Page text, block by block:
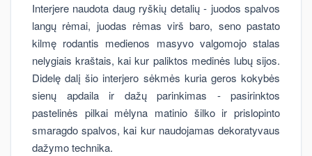
Interjere naudota daug ryškių detalių - juodos spalvos
langų rėmai, juodas rėmas virš baro, seno pastato
kilmę rodantis medienos masyvo valgomojo stalas
nelygiais kraštais, kai kur paliktos medinės lubų sijos.
Didelę dalį šio interjero sėkmės kuria geros kokybės
sienų apdaila ir dažų parinkimas - pasirinktos
pastelinės pilkai mėlyna matinio šilko ir prislopinto
smaragdo spalvos, kai kur naudojamas dekoratyvaus
dažymo technika.